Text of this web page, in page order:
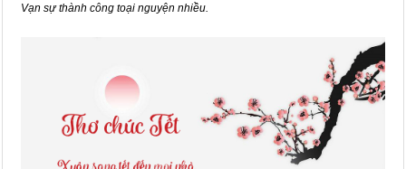
Vạn sự thành công toại nguyện nhiều.